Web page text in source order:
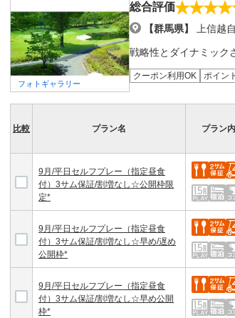
フォトギャラリー
総合評価
【群馬県】
上信越
戦略性とダイナミック
クーポン利用OK ポイン
比較 プラン名 プラン
9月/平日セルフプレー（指定昼食
付）3サム保証/割増なし☆公開枠限
定*
9月/平日セルフプレー（指定昼食
付）3サム保証/割増なし☆早め/遅め
公開枠*
9月/平日セルフプレー（指定昼食
付）3サム保証/割増なし☆早め公開
枠*